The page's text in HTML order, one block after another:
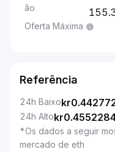
ão
Oferta Máxima
Referência
24h Baixokr
24h Altokr
*Os dados a seguir
mercado de eth